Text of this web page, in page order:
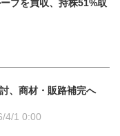
プを買収、持株51%取
、商材・販路補完へ
4/1 0:00